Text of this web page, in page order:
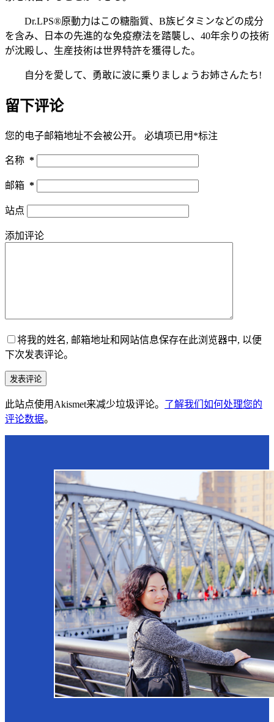
Dr.LPS®原動力はこの糖脂質、B族ビタミンなどの成分
を含み、日本の先進的な免疫療法を踏襲し、40年余りの技術
が沈殿し、生産技術は世界特許を獲得した。
自分を愛して、勇敢に波に乗りましょうお姉さんたち!
留下评论
您的电子邮箱地址不会被公开。 必填项已用 *标注
名称 *
邮箱 *
站点
添加评论
将我的姓名, 邮箱地址和网站信息保存在此浏览器中, 以便
下次发表评论。
发表评论
此站点使用Akismet来减少垃圾评论。 了解我们如何处理您的
评论数据。